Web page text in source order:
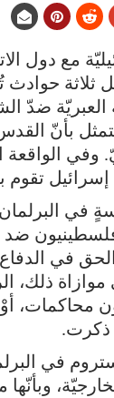
مع دول
ثلاثة حوادث
ضدّ
بأنّ
وفي
تقوم
في
ضد
في
موازاة ذلك،
محاكمات،
ذكرت.
في